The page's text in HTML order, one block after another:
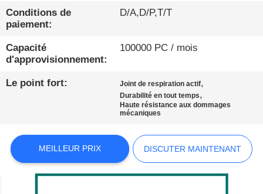
D'USINE
CONDITIONS
DE
CONTACTEZ-
NOUS
Conditions de
paiement:
D/A,D/P,T/T
Capacité
d'approvisionnement:
100000 PC / mois
Le point fort: Joint de respiration actif,
Durabilité en tout temps,
Haute résistance aux dommages
mécaniques
MEILLEUR PRIX DISCUTER MAINTENANT